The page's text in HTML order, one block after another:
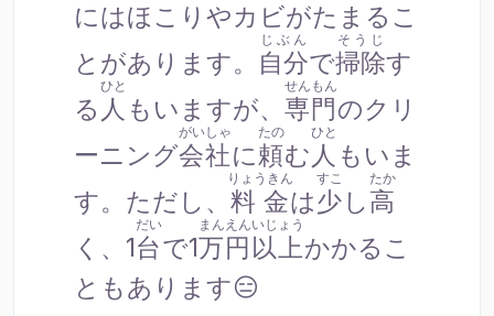
にはほこりやカビがたまるこ
とがあります。
自分
じぶん
で掃除
そうじ
す
る 人
ひと
もいますが、 専門
せんもん
のクリ
ーニング会社
がいしゃ
に頼
たの
む 人
ひと
もいま
す。ただし、 料金
りょうきん
は少
すこ
し 高
たか
く、1台
だい
で1万円以上
まんえんいじょう
かかるこ
ともあります😑